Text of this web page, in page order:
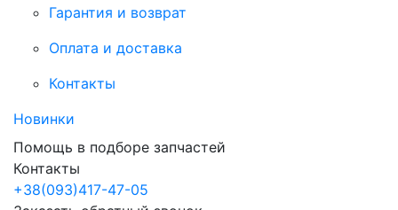
Гарантия и возврат
Оплата и доставка
Контакты
Новинки
Помощь в подборе запчастей
Контакты
+38(093)417-47-05